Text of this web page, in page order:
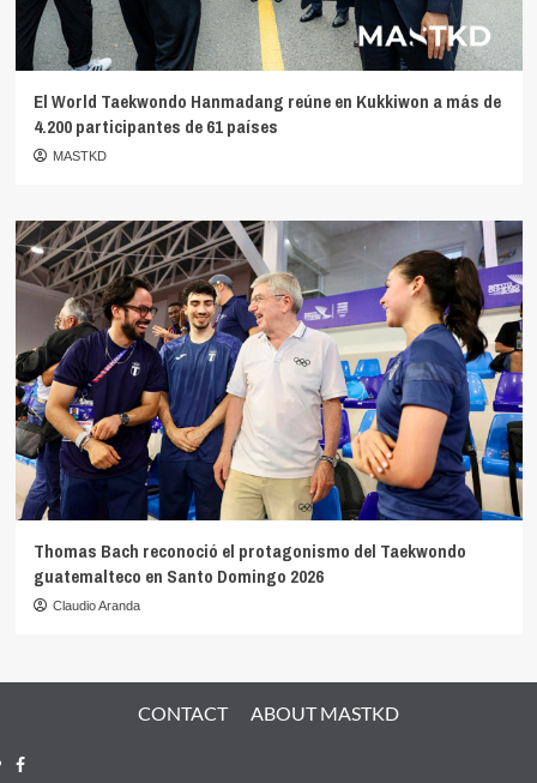
El World Taekwondo Hanmadang reúne en Kukkiwon a más de
4.200 participantes de 61 países
MASTKD
Thomas Bach reconoció el protagonismo del Taekwondo
guatemalteco en Santo Domingo 2026
Claudio Aranda
CONTACT ABOUT MASTKD
Facebook